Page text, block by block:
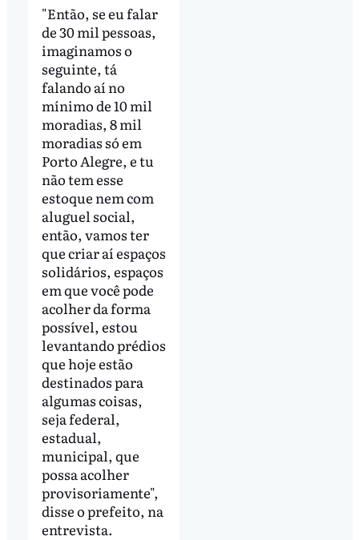
"Então, se eu falar
de 30 mil pessoas,
imaginamos o
seguinte, tá
falando aí no
mínimo de 10 mil
moradias, 8 mil
moradias só em
Porto Alegre, e tu
não tem esse
estoque nem com
aluguel social,
então, vamos ter
que criar aí espaços
solidários, espaços
em que você pode
acolher da forma
possível, estou
levantando prédios
que hoje estão
destinados para
algumas coisas,
seja federal,
estadual,
municipal, que
possa acolher
provisoriamente",
disse o prefeito, na
entrevista.